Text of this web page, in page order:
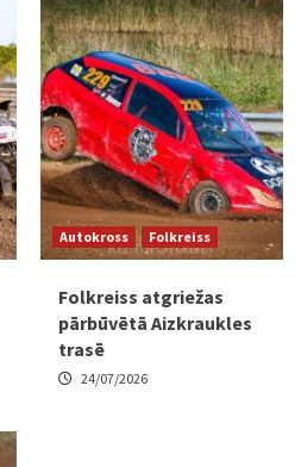
Autokross Folkreiss
Folkreiss atgriežas
pārbūvētā Aizkraukles
trasē
24/07/2026